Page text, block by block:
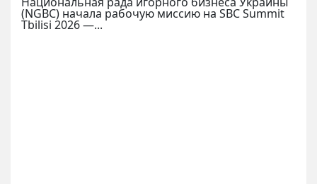
(NGBC) начала рабочую миссию на SBC Summit
Tbilisi 2026 —...